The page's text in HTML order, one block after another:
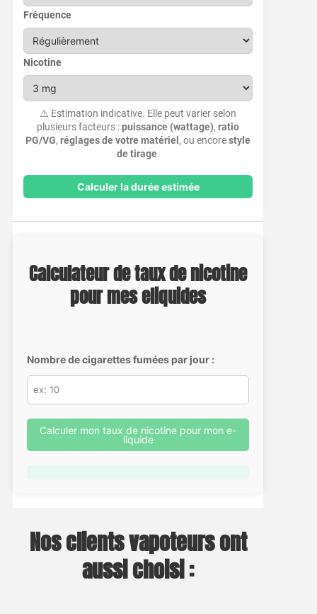
Fréquence
Nicotine
⚠️ Estimation indicative. Elle peut varier selon
plusieurs facteurs :puissance (wattage),ratio
PG/VG,réglages de votre matériel , ou encorestyle
de tirage.
Calculer la durée estimée
Calculateur de taux de nicotine
pour mes eliquides
Nombre de cigarettes fumées par jour :
Calculer mon taux de nicotine pour mon e-
liquide
Nos clients vapoteurs ont
aussi choisi :